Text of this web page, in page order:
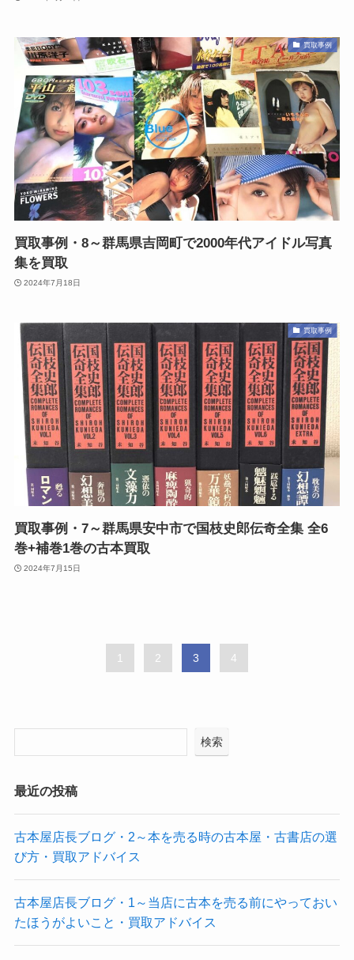
買取事例
買取事例・8～群馬県吉岡町で2000年代アイドル写真
集を買取
2024年7月18日
買取事例
買取事例・7～群馬県安中市で国枝史郎伝奇全集 全6
巻+補巻1巻の古本買取
2024年7月15日
1 2 3 4
検索
最近の投稿
古本屋店長ブログ・2～本を売る時の古本屋・古書店の選
び方・買取アドバイス
古本屋店長ブログ・1～当店に古本を売る前にやっておい
たほうがよいこと・買取アドバイス